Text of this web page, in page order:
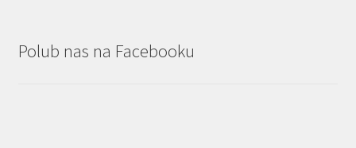
Polub nas na Facebooku